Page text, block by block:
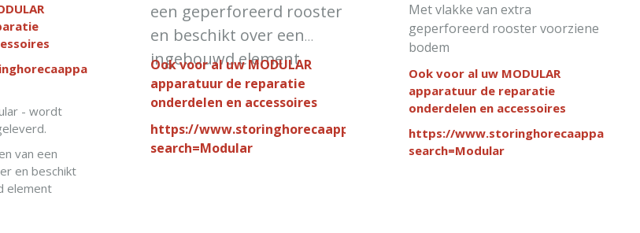
search/?
- wordt
van een
en beschikt
element
een geperforeerd rooster
en beschikt over een
ingebouwd element
Ook voor al uw MODULAR
apparatuur de reparatie
onderdelen en accessoires
https://www.storinghorecaapparatuur.nl/search/?
search=Modular
Met vlakke van extra
geperforeerd rooster voorziene
bodem
Ook voor al uw MODULAR
apparatuur de reparatie
onderdelen en accessoires
https://
search=Modular